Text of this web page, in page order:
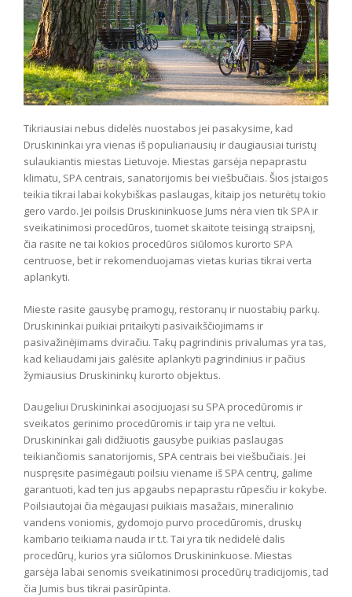
Tikriausiai nebus didelės nuostabos jei pasakysime, kad
Druskininkai yra vienas iš populiariausių ir daugiausiai turistų
sulaukiantis miestas Lietuvoje. Miestas garsėja nepaprastu
klimatu, SPA centrais, sanatorijomis bei viešbučiais. Šios įstaigos
teikia tikrai labai kokybiškas paslaugas, kitaip jos neturėtų tokio
gero vardo. Jei poilsis Druskininkuose Jums nėra vien tik SPA ir
sveikatinimosi procedūros, tuomet skaitote teisingą straipsnį,
čia rasite ne tai kokios procedūros siūlomos kurorto SPA
centruose, bet ir rekomenduojamas vietas kurias tikrai verta
aplankyti.
Mieste rasite gausybę pramogų, restoranų ir nuostabių parkų.
Druskininkai puikiai pritaikyti pasivaikščiojimams ir
pasivažinėjimams dviračiu. Takų pagrindinis privalumas yra tas,
kad keliaudami jais galėsite aplankyti pagrindinius ir pačius
žymiausius Druskininkų kurorto objektus.
Daugeliui Druskininkai asocijuojasi su SPA procedūromis ir
sveikatos gerinimo procedūromis ir taip yra ne veltui.
Druskininkai gali didžiuotis gausybe puikias paslaugas
teikiančiomis sanatorijomis, SPA centrais bei viešbučiais. Jei
nuspręsite pasimėgauti poilsiu viename iš SPA centrų, galime
garantuoti, kad ten jus apgaubs nepaprastu rūpesčiu ir kokybe.
Poilsiautojai čia mėgaujasi puikiais masažais, mineralinio
vandens voniomis, gydomojo purvo procedūromis, druskų
kambario teikiama nauda ir t.t. Tai yra tik nedidelė dalis
procedūrų, kurios yra siūlomos Druskininkuose. Miestas
garsėja labai senomis sveikatinimosi procedūrų tradicijomis, tad
čia Jumis bus tikrai pasirūpinta.